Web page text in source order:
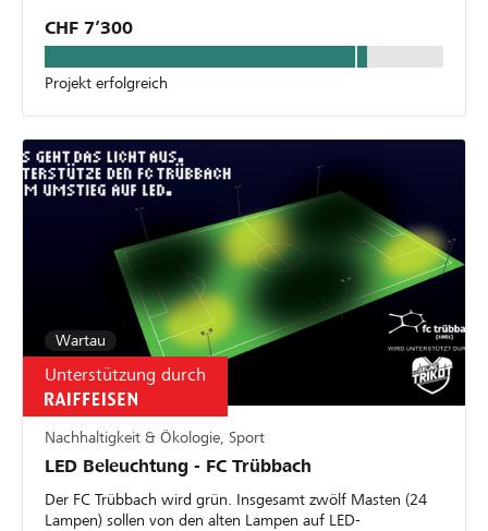
CHF 7’300
Projekt erfolgreich
Wartau
Unterstützung durch
Nachhaltigkeit & Ökologie, Sport
LED Beleuchtung - FC Trübbach
Der FC Trübbach wird grün. Insgesamt zwölf Masten (24
Lampen) sollen von den alten Lampen auf LED-